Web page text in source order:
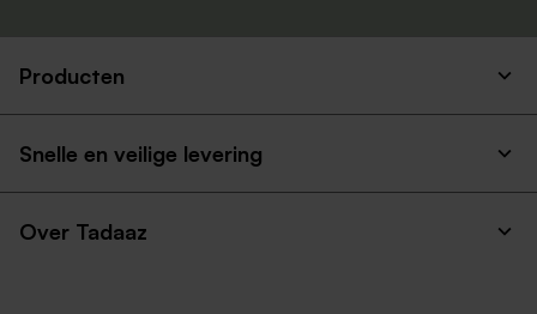
Witte zelfklevende
Producten
Snelle en veilige levering
Over Tadaaz